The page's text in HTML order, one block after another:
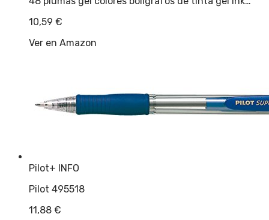
10,59 €
Ver en Amazon
Pilot+ INFO
Pilot 495518
11,88 €